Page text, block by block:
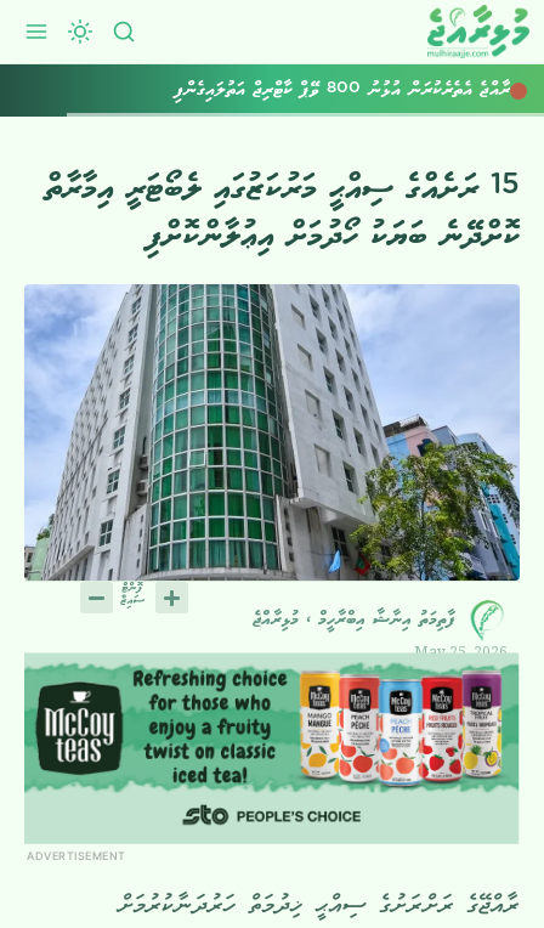
ރާއްޖެ އެތެރެކުރަން އުޅުނު 800 ވޭޕް ކާޓްރިޖް އަތުލައިގެންފި
15 ރަށެއްގެ ސިއްޙީ މަރުކަޒުގައި ލެބޯޓަރީ އިމާރާތް
ކޮށްދޭނެ ބަޔަކު ހޯދުމަށް އިޢުލާންކޮށްފި
ފާތިމަތު އިނާޝާ އިބްރާހީމް ، މުޅިރާއްޖެ
May 25, 2026
ADVERTISEMENT
ރާއްޖޭގެ ރަށްރަށުގެ ސިއްޙީ ޚިދުމަތް ހަރުދަނާކުރުމަށް